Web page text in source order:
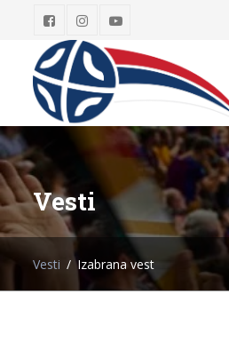
Vesti
Vesti Izabrana vest